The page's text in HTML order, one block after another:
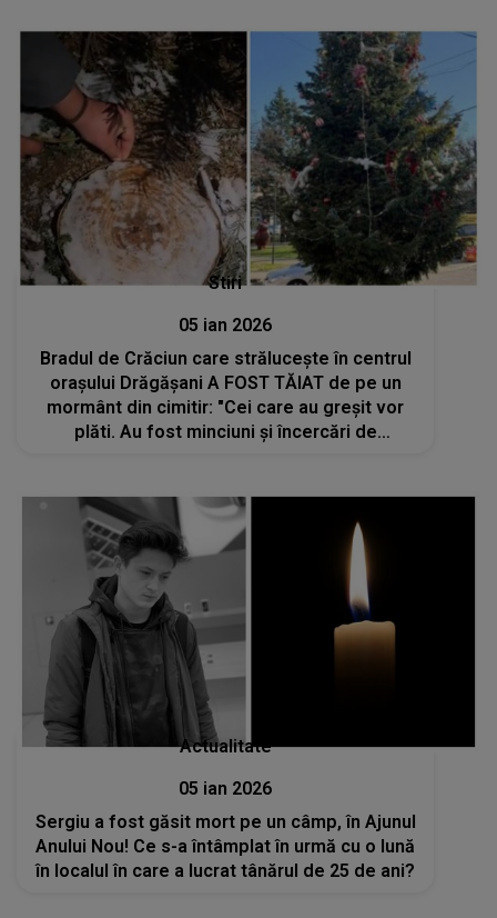
Stiri
05 ian 2026
Bradul de Crăciun care strălucește în centrul
orașului Drăgăşani A FOST TĂIAT de pe un
mormânt din cimitir: "Cei care au greșit vor
plăti. Au fost minciuni și încercări de
Actualitate
05 ian 2026
Sergiu a fost găsit mort pe un câmp, în Ajunul
Anului Nou! Ce s-a întâmplat în urmă cu o lună
în localul în care a lucrat tânărul de 25 de ani?